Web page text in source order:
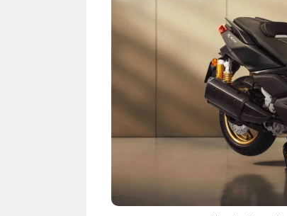
Prasetyo, kini merambah dunia
Nunung Srimulat & Vicky
Prasetyo Buka Restoran
Mami Bikin Nagih!
2026,
Kakkoii